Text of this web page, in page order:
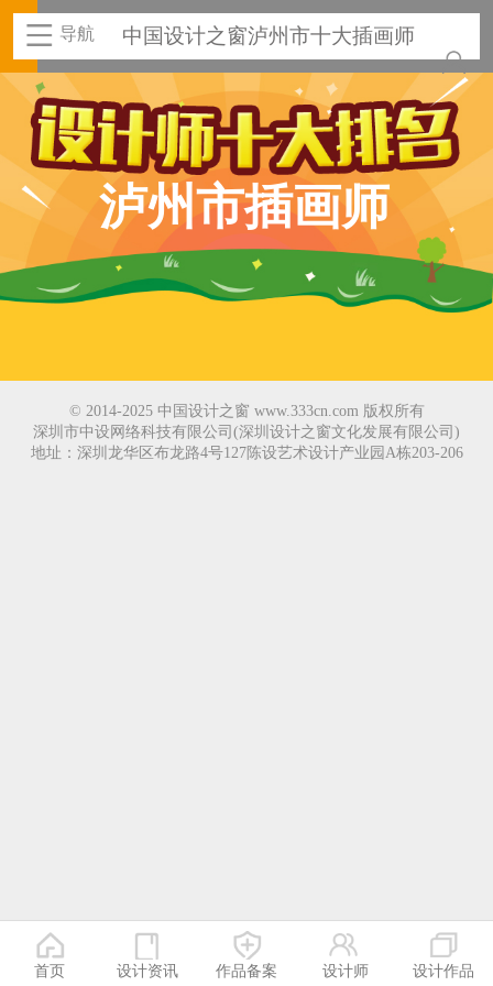
导航 中国设计之窗泸州市十大插画师
泸州市插画师
© 2014-2025 中国设计之窗 www.333cn.com 版权所有
深圳市中设网络科技有限公司(深圳设计之窗文化发展有限公司)
地址：深圳龙华区布龙路4号127陈设艺术设计产业园A栋203-206
首页 设计资讯 作品备案 设计师 设计作品